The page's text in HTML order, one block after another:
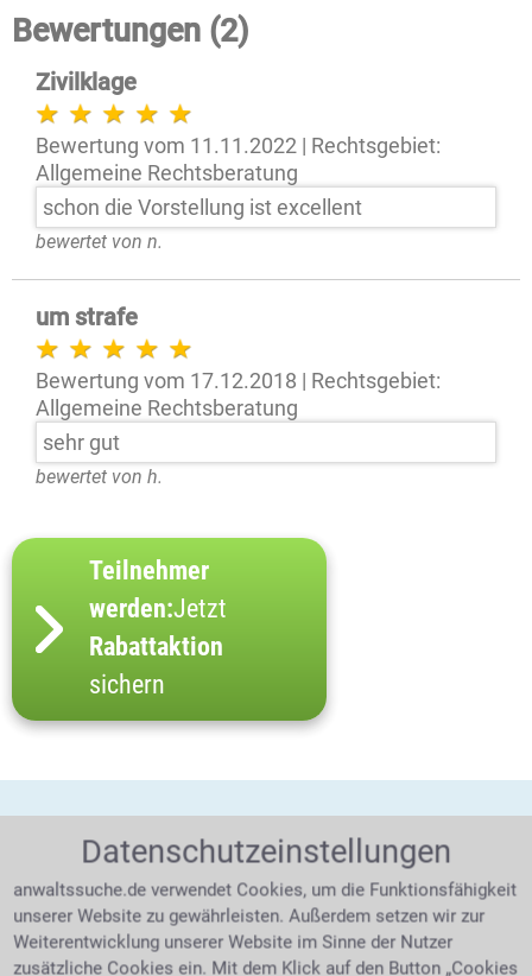
Bewertungen (2)
Zivilklage
Bewertung vom 11.11.2022 | Rechtsgebiet:
Allgemeine Rechtsberatung
schon die Vorstellung ist excellent
bewertet von n.
um strafe
Bewertung vom 17.12.2018 | Rechtsgebiet:
Allgemeine Rechtsberatung
sehr gut
bewertet von h.
Teilnehmer
werden:Jetzt
Rabattaktion
sichern
Datenschutzeinstellungen
anwaltssuche.de verwendet Cookies, um die Funktionsfähigkeit
unserer Website zu gewährleisten. Außerdem setzen wir zur
Weiterentwicklung unserer Website im Sinne der Nutzer
zusätzliche Cookies ein. Mit dem Klick auf den Button „Cookies